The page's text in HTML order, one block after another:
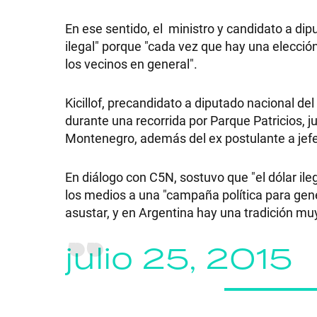
En ese sentido, el ministro y candidato a
ilegal" porque "cada vez que hay una
los vecinos en general".
Kicillof, precandidato a diputado nacional
durante una recorrida por Parque Patricios,
Montenegro, además del ex postulante a
En diálogo con C5N, sostuvo que "el dólar
los medios a una "campaña política para
asustar, y en Argentina hay una tradición
julio 25, 2015
POLÍTICA
ACTUALIDAD
POLICIALES
ECONOMÍA
GRAN
HERMANO